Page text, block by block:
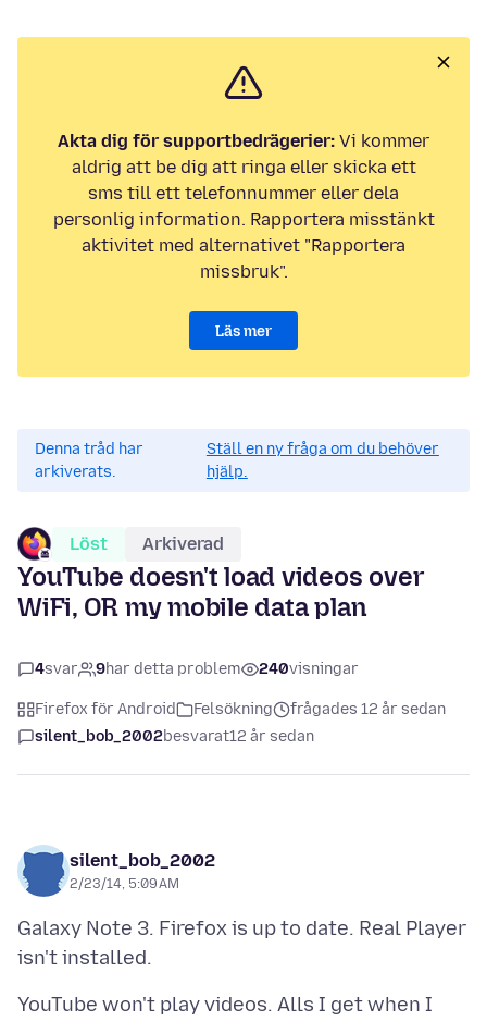
Akta dig för supportbedrägerier: Vi kommer
aldrig att be dig att ringa eller skicka ett
sms till ett telefonnummer eller dela
personlig information. Rapportera misstänkt
aktivitet med alternativet "Rapportera
missbruk".
Läs mer
Denna tråd har
arkiverats.
Ställ en ny fråga om du behöver
hjälp.
Löst Arkiverad
YouTube doesn't load videos over
WiFi, OR my mobile data plan
4svar 9har detta problem 240visningar
Firefox för Android Felsökning
frågades 12 år sedan
silent_bob_2002besvarat12 år sedan
silent_bob_2002
2/23/14, 5:09 AM
Galaxy Note 3. Firefox is up to date. Real Player
YouTube won't play videos. Alls I get when I